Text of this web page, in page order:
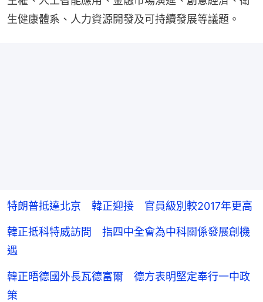
生健康體系、人力資源開發及可持續發展等議題。
特朗普抵達北京 韓正迎接 官員級別較2017年更高
韓正抵科特威訪問 指四中全會為中科關係發展創機
遇
韓正晤德國外長瓦德富爾 德方表明堅定奉行一中政
策